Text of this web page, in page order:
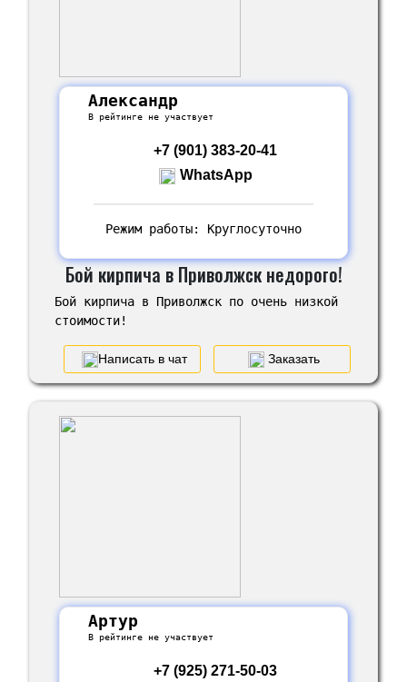
Александр
В рейтинге не участвует
+7 (901) 383-20-41
WhatsApp
Режим работы: Круглосуточно
Бой кирпича в Приволжск недорого!
Бой кирпича в Приволжск по очень низкой
стоимости!
Написать в чат Заказать
Артур
В рейтинге не участвует
+7 (925) 271-50-03